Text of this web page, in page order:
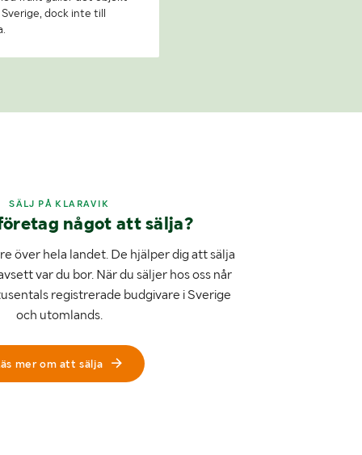
dock inte till
SÄLJ PÅ KLARAVIK
något att sälja?
över hela landet. De hjälper dig att sälja
var du bor. När du säljer hos oss når
registrerade budgivare i Sverige
och utomlands.
mer om att sälja